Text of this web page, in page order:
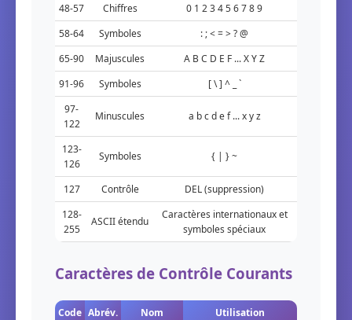
48-57
Chiffres
0 1 2 3 4 5 6 7 8 9
58-64
Symboles
: ; < = > ? @
65-90
Majuscules
A B C D E F ... X Y Z
91-96
Symboles
[ \ ] ^ _ `
97-
122
Minuscules a b c d e f ... x y z
123-
126
Symboles { | } ~
127 Contrôle
DEL (suppression)
128-
255
ASCII étendu
Caractères internationaux et
symboles spéciaux
Caractères de Contrôle Courants
Code Abrév. Nom
Utilisation